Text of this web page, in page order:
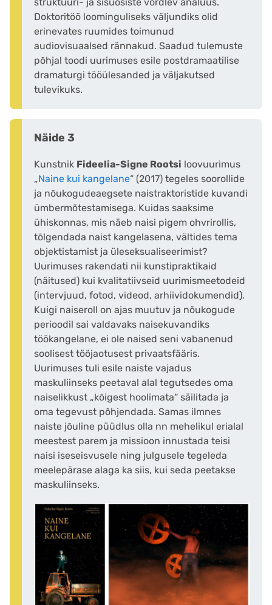
struktuuri- ja sisuosiste võrdlev analüüs.
Doktoritöö loominguliseks väljundiks olid
erinevates ruumides toimunud
audiovisuaalsed rännakud. Saadud tulemuste
põhjal toodi uurimuses esile postdramaatilise
dramaturgi tööülesanded ja väljakutsed
tulevikuks.
Näide 3
Kunstnik Fideelia-Signe Rootsi loovuurimus
„Naine kui kangelane“ (2017) tegeles soorollide
ja nõukogudeaegsete naistraktoristide kuvandi
ümbermõtestamisega. Kuidas saaksime
ühiskonnas, mis näeb naisi pigem ohvrirollis,
tõlgendada naist kangelasena, vältides tema
objektistamist ja üleseksualiseerimist?
Uurimuses rakendati nii kunstipraktikaid
(näitused) kui kvalitatiivseid uurimismeetodeid
(intervjuud, fotod, videod, arhiividokumendid).
Kuigi naiseroll on ajas muutuv ja nõukogude
perioodil sai valdavaks naisekuvandiks
töökangelane, ei ole naised seni vabanenud
soolisest tööjaotusest privaatsfääris.
Uurimuses tuli esile naiste vajadus
maskuliinseks peetaval alal tegutsedes oma
naiselikkust „kõigest hoolimata“ säilitada ja
oma tegevust põhjendada. Samas ilmnes
naiste jõuline püüdlus olla nn mehelikul erialal
meestest parem ja missioon innustada teisi
naisi iseseisvusele ning julgusele tegeleda
meelepärase alaga ka siis, kui seda peetakse
maskuliinseks.